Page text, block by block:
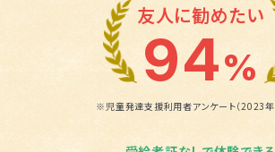
友人に勧めたい
94%
※児童発達支援利用者アンケート（2023年